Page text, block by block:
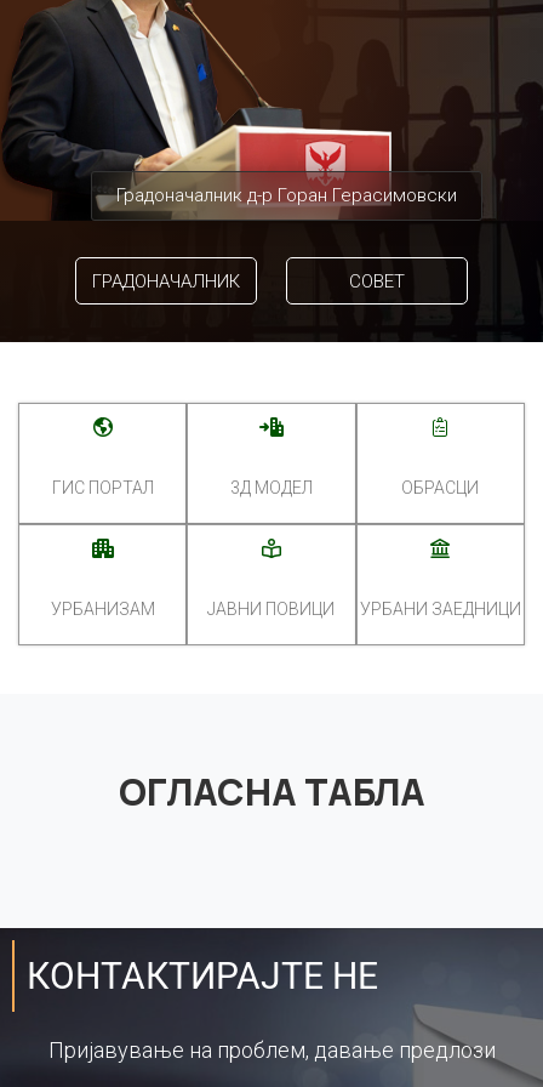
Градоначалник д-р Горан Герасимовски
ГРАДОНАЧАЛНИК СОВЕТ
ГИС ПОРТАЛ 3Д МОДЕЛ ОБРАСЦИ
УРБАНИЗАМ ЈАВНИ ПОВИЦИ УРБАНИ ЗАЕДНИЦИ
ОГЛАСНА ТАБЛА
КОНТАКТИРАЈТЕ НЕ
Пријавување на проблем, давање предлози